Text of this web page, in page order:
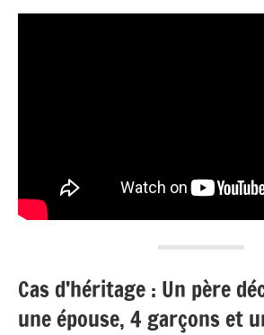
Cas d’héritage : Un père
une épouse, 4 garçons et